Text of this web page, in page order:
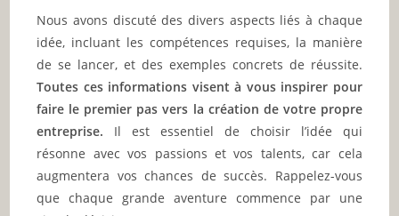
Nous avons discuté des divers aspects liés à chaque
idée, incluant les compétences requises, la manière
de se lancer, et des exemples concrets de réussite.
Toutes ces informations visent à vous inspirer pour
faire le premier pas vers la création de votre propre
entreprise. Il est essentiel de choisir l’idée qui
résonne avec vos passions et vos talents, car cela
augmentera vos chances de succès. Rappelez-vous
que chaque grande aventure commence par une